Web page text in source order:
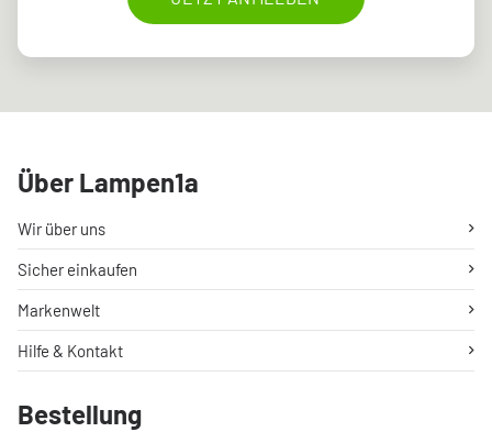
Über Lampen1a
Wir über uns
Sicher einkaufen
Markenwelt
Hilfe & Kontakt
Bestellung